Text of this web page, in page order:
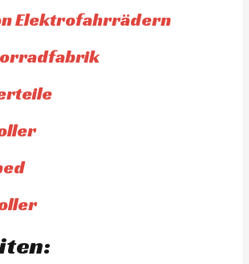
Elektrofahrrädern